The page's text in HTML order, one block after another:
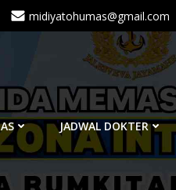
midiyatohumas@gmail.com
JADWAL DOKTER